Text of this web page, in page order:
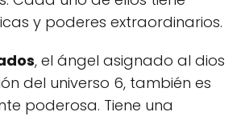
y poderes extraordinarios.
, el ángel asignado al dios
del universo 6, también es
poderosa. Tiene una